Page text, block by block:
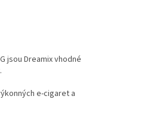
jsou Dreamix vhodné
e-cigaret a